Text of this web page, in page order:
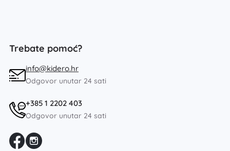
Trebate pomoć?
info@kidero.hr
Odgovor unutar 24 sati
+385 1 2202 403
Odgovor unutar 24 sati